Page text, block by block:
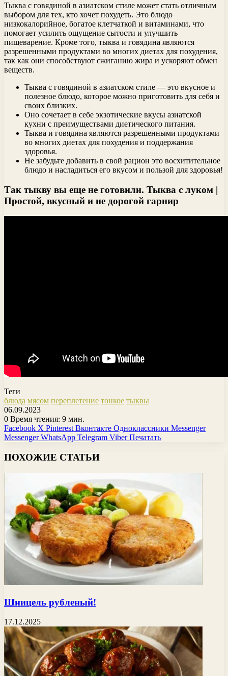
Тыква с говядиной в азиатском стиле может стать отличным
выбором для тех, кто хочет похудеть. Это блюдо
низкокалорийное, богатое клетчаткой и витаминами, что
помогает усилить ощущение сытости и улучшить
пищеварение. Кроме того, тыква и говядина являются
разрешенными продуктами во многих диетах для похудения,
так как они способствуют сжиганию жира и ускоряют обмен
веществ.
Тыква с говядиной в азиатском стиле — это вкусное и
полезное блюдо, которое можно приготовить для себя и
своих близких.
Оно сочетает в себе экзотические вкусы азиатской
кухни с преимуществами диетического питания.
Тыква и говядина являются разрешенными продуктами
во многих диетах для похудения и поддержания
здоровья.
Не забудьте добавить в свой рацион это восхитительное
блюдо и насладиться его вкусом и пользой для здоровья!
Так тыкву вы еще не готовили. Тыква с луком |
Простой, вкусный и не дорогой гарнир
Теги
блюда мясом переплетение тонкое тыквы
06.09.2023
0 Время чтения: 9 мин.
Facebook X Pinterest Вконтакте Одноклассники Messenger
Messenger WhatsApp Telegram Viber Печатать
ПОХОЖИЕ СТАТЬИ
Шницель рубленый!
17.12.2025